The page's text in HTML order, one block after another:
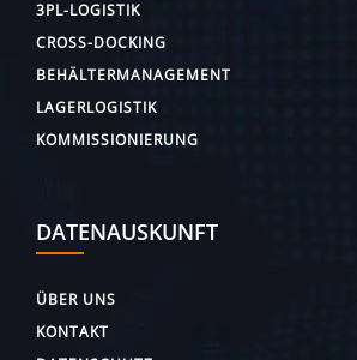
3PL-LOGISTIK
CROSS-DOCKING
BEHÄLTERMANAGEMENT
LAGERLOGISTIK
KOMMISSIONIERUNG
DATENAUSKUNFT
ÜBER UNS
KONTAKT